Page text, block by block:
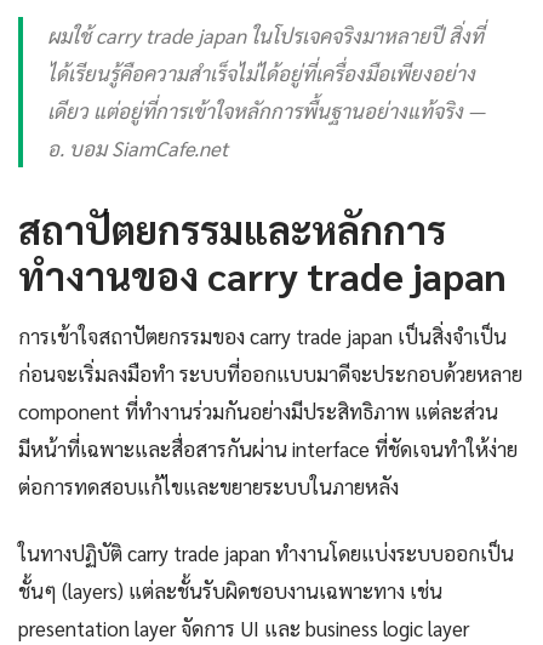
ผมใช้ carry trade japan ในโปรเจคจริงมาหลายปี สิ่งที่
ได้เรียนรู้คือความสำเร็จไม่ได้อยู่ที่เครื่องมือเพียงอย่าง
เดียว แต่อยู่ที่การเข้าใจหลักการพื้นฐานอย่างแท้จริง —
อ. บอม SiamCafe.net
สถาปัตยกรรมและหลักการ
ทำงานของ carry trade japan
การเข้าใจสถาปัตยกรรมของ carry trade japan เป็นสิ่งจำเป็น
ก่อนจะเริ่มลงมือทำ ระบบที่ออกแบบมาดีจะประกอบด้วยหลาย
component ที่ทำงานร่วมกันอย่างมีประสิทธิภาพ แต่ละส่วน
มีหน้าที่เฉพาะและสื่อสารกันผ่าน interface ที่ชัดเจนทำให้ง่าย
ต่อการทดสอบแก้ไขและขยายระบบในภายหลัง
ในทางปฏิบัติ carry trade japan ทำงานโดยแบ่งระบบออกเป็น
ชั้นๆ (layers) แต่ละชั้นรับผิดชอบงานเฉพาะทาง เช่น
presentation layer จัดการ UI และ business logic layer